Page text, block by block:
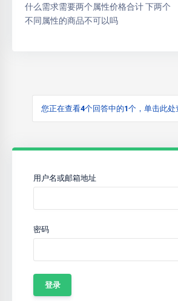
什么需求需要两个属性价格合计 下两个
不同属性的商品不可以吗
您正在查看4个回答中的1个，单击此处
用户名或邮箱地址
密码